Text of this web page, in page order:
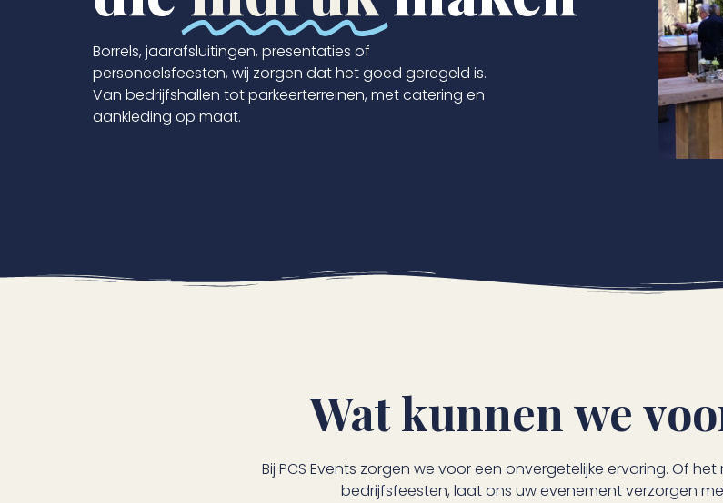
Borrels, jaarafsluitingen, presentaties of
personeelsfeesten, wij zorgen dat het goed geregeld is.
Van bedrijfshallen tot parkeerterreinen, met catering en
aankleding op maat.
Wat kunnen we
Bij PCS Events zorgen we voor een onvergetelijke ervaring. Of
bedrijfsfeesten, laat ons uw evenement verzorgen